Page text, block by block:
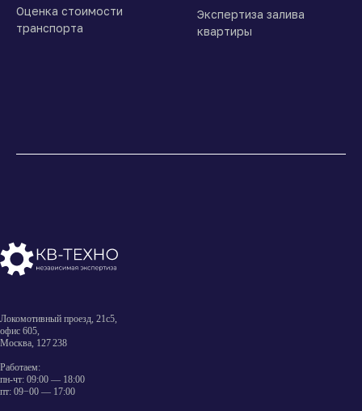
Оценка стоимости
транспорта
Экспертиза залива
квартиры
Локомотивный проезд, 21с5,
офис 605,
Москва, 127 238
Работаем:
пн-чт: 09:00 — 18:00
пт: 09−00 — 17:00